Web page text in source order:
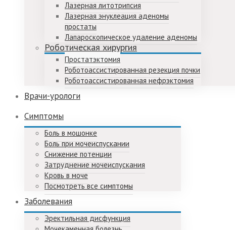
Лазерная литотрипсия
Лазерная энуклеация аденомы
простаты
Лапароскопическое удаление аденомы
Роботическая хирургия
Простатэктомия
Роботоассистированная резекция почки
Роботоассистированная нефрэктомия
Врачи-урологи
Симптомы
Боль в мошонке
Боль при мочеиспускании
Снижение потенции
Затруднение мочеиспускания
Кровь в моче
Посмотреть все симптомы
Заболевания
Эректильная дисфункция